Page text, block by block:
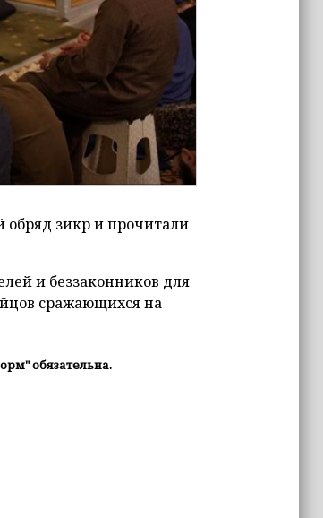
зикр и прочитали
и беззаконников для
сражающихся на
обязательна.